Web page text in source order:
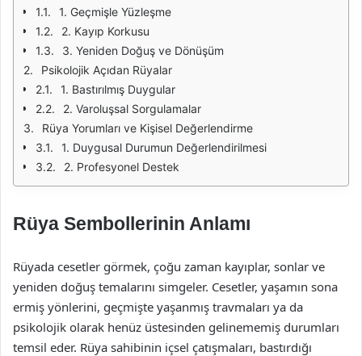
1. Geçmişle Yüzleşme
2. Kayıp Korkusu
3. Yeniden Doğuş ve Dönüşüm
Psikolojik Açıdan Rüyalar
1. Bastırılmış Duygular
2. Varoluşsal Sorgulamalar
Rüya Yorumları ve Kişisel Değerlendirme
1. Duygusal Durumun Değerlendirilmesi
2. Profesyonel Destek
Rüya Sembollerinin Anlamı
Rüyada cesetler görmek, çoğu zaman kayıplar, sonlar ve
yeniden doğuş temalarını simgeler. Cesetler, yaşamın sona
ermiş yönlerini, geçmişte yaşanmış travmaları ya da
psikolojik olarak henüz üstesinden gelinememiş durumları
temsil eder. Rüya sahibinin içsel çatışmaları, bastırdığı